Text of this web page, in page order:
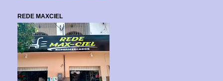
REDE MAXCIEL